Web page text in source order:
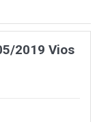
Nên chọn xe
2022 HOT
2019 Vios